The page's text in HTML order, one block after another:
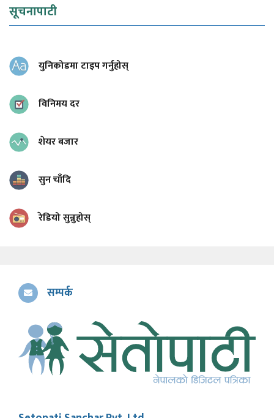
सूचनापाटी
युनिकोडमा टाइप गर्नुहोस्
विनिमय दर
शेयर बजार
सुन चाँदि
रेडियो सुन्नुहोस्
सम्पर्क